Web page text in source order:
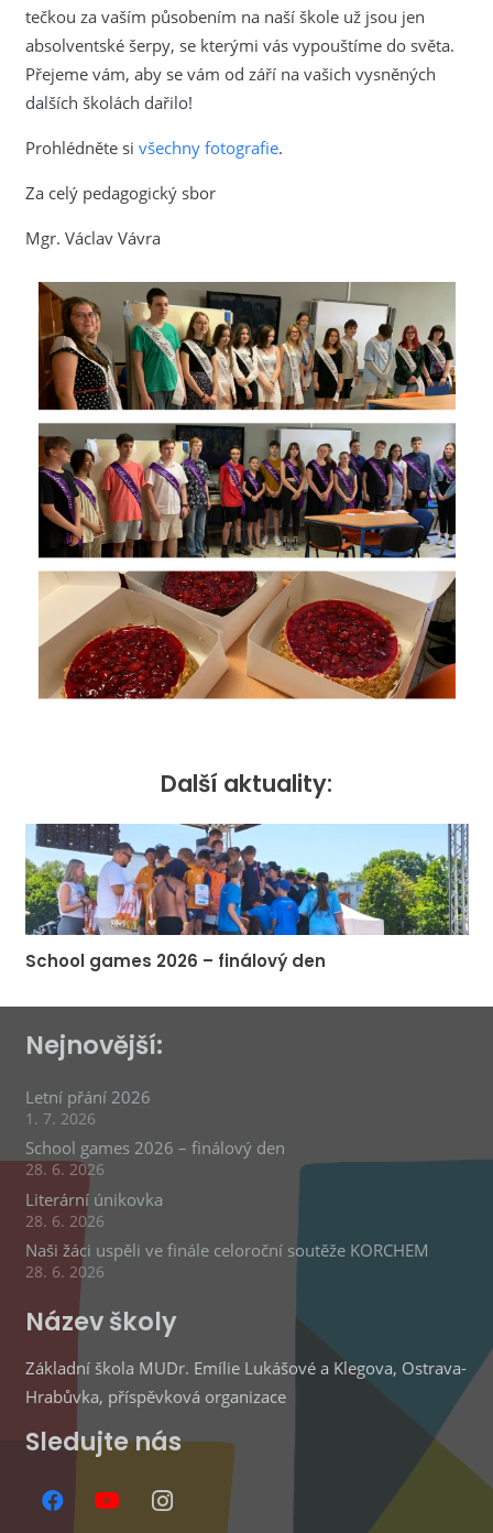
tečkou za vaším působením na naší škole už jsou jen
absolventské šerpy, se kterými vás vypouštíme do světa.
Přejeme vám, aby se vám od září na vašich vysněných
dalších školách dařilo!
Prohlédněte si všechny fotografie.
Za celý pedagogický sbor
Mgr. Václav Vávra
Další aktuality:
School games 2026 – finálový den
Nejnovější:
Letní přání 2026
1. 7. 2026
School games 2026 – finálový den
28. 6. 2026
Literární únikovka
28. 6. 2026
Naši žáci uspěli ve finále celoroční soutěže KORCHEM
28. 6. 2026
Název školy
Základní škola MUDr. Emílie Lukášové a Klegova, Ostrava-
Hrabůvka, příspěvková organizace
Sledujte nás